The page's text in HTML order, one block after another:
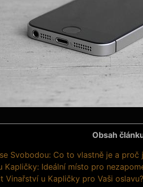
Obsah
Svobodou: Co to vlastně je a proč
Kapličky: Ideální místo pro
Vinařství u Kapličky pro Vaši oslavu?